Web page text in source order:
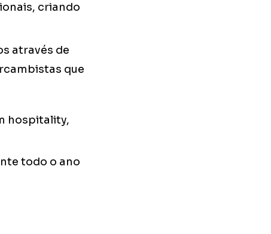
criando
através de
que
hospitality,
todo o ano